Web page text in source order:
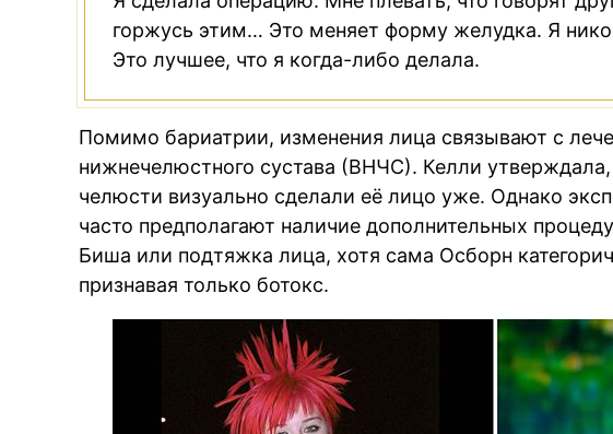
горжусь этим… Это меняет форму желудка. Я
Это лучшее, что я когда-либо делала.
Помимо бариатрии, изменения лица связывают с
нижнечелюстного сустава (ВНЧС). Келли
челюсти визуально сделали её лицо уже. Однако
часто предполагают наличие дополнительных
Биша или подтяжка лица, хотя сама Осборн
признавая только ботокс.